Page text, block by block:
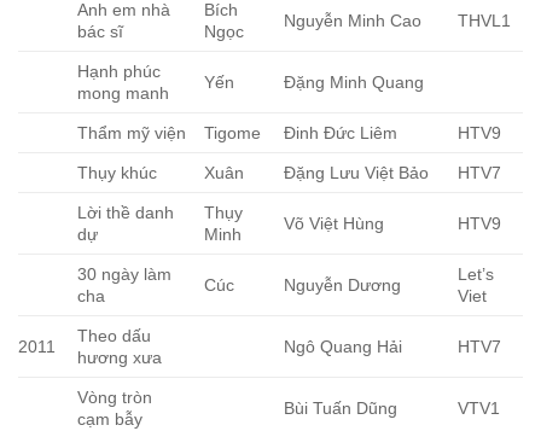
Anh em nhà
bác sĩ
Bích
Ngọc
Nguyễn Minh Cao THVL1
Hạnh phúc
mong manh
Yến Đặng Minh Quang
Thẩm mỹ viện Tigome Đinh Đức Liêm HTV9
Thụy khúc Xuân Đặng Lưu Việt Bảo HTV7
Lời thề danh
dự
Thụy
Minh
Võ Việt Hùng HTV9
30 ngày làm
cha
Cúc Nguyễn Dương
Let’s
Viet
2011
Theo dấu
hương xưa
Ngô Quang Hải HTV7
Vòng tròn
cạm bẫy
Bùi Tuấn Dũng VTV1